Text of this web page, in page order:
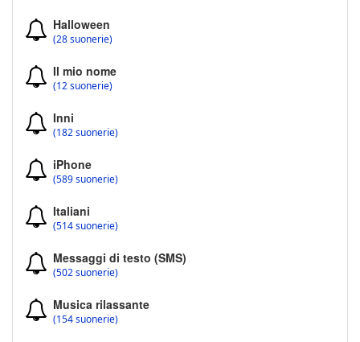
Halloween
(28 suonerie)
Il mio nome
(12 suonerie)
Inni
(182 suonerie)
iPhone
(589 suonerie)
Italiani
(514 suonerie)
Messaggi di testo (SMS)
(502 suonerie)
Musica rilassante
(154 suonerie)